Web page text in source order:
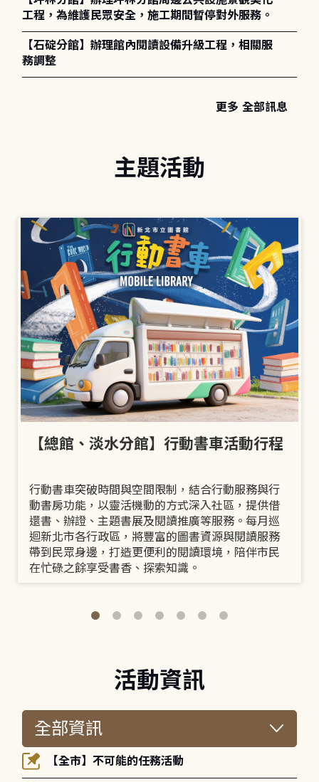
工程，為維護民眾安全，施工期間暫停對外服務。
【石碇分館】辦理館內閱讀設備升級工程，相關服
務調整
更多 全部訊息
主題活動
【總館、淡水分館】行動書車活動行程
行動書車突破時間與空間限制，結合行動服務與行
動書房功能，以靈活機動的方式深入社區，提供借
還書、辦證、主題書展及閱讀推廣等服務。每月巡
迴新北市各行政區，將豐富的圖書資源與閱讀服務
帶到民眾身邊，打造更便利的閱讀環境，陪伴市民
在忙碌之餘享受書香、探索知識。
活動資訊
【全市】不可能的任務活動